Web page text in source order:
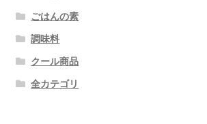
ごはんの素
調味料
クール商品
全カテゴリ